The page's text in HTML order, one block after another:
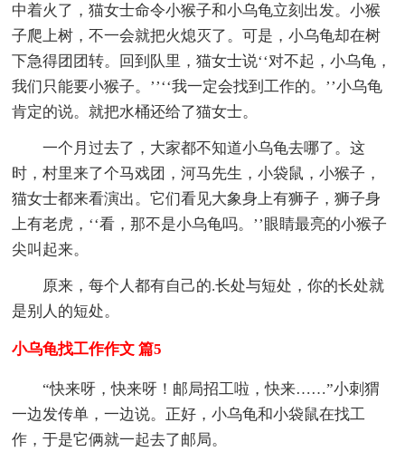
中着火了，猫女士命令小猴子和小乌龟立刻出发。小猴
子爬上树，不一会就把火熄灭了。可是，小乌龟却在树
下急得团团转。回到队里，猫女士说‘‘对不起，小乌龟，
我们只能要小猴子。’’‘‘我一定会找到工作的。’’小乌龟
肯定的说。就把水桶还给了猫女士。
一个月过去了，大家都不知道小乌龟去哪了。这
时，村里来了个马戏团，河马先生，小袋鼠，小猴子，
猫女士都来看演出。它们看见大象身上有狮子，狮子身
上有老虎，‘‘看，那不是小乌龟吗。’’眼睛最亮的小猴子
尖叫起来。
原来，每个人都有自己的.长处与短处，你的长处就
是别人的短处。
小乌龟找工作作文 篇5
“快来呀，快来呀！邮局招工啦，快来……”小刺猬
一边发传单，一边说。正好，小乌龟和小袋鼠在找工
作，于是它俩就一起去了邮局。